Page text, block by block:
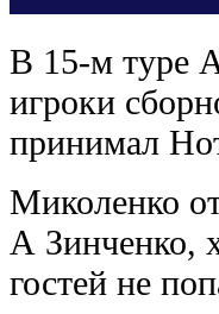
В 15-м туре
игроки
принимал
Миколенко
А Зинченко,
гостей не